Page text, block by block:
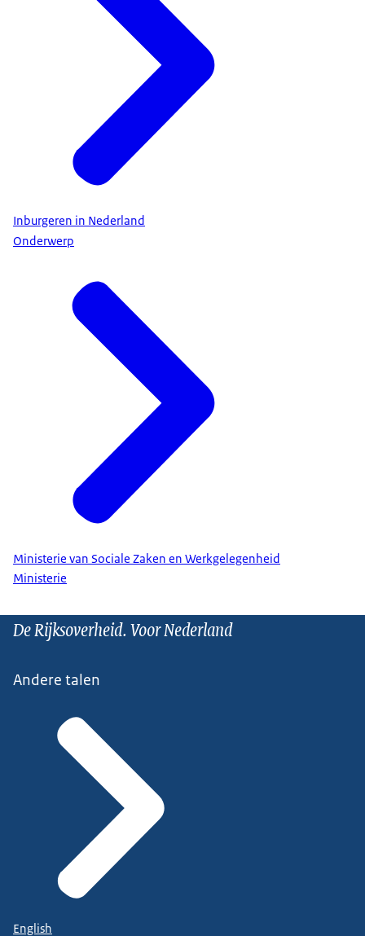
Inburgeren in Nederland
Onderwerp
Ministerie van Sociale Zaken en Werkgelegenheid
Ministerie
De Rijksoverheid. Voor Nederland
Andere talen
English